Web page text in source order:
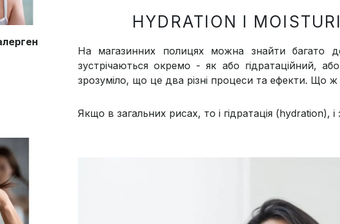
HYDRATION І
На магазинних полицях можна знайти багато
зустрічаються окремо - як або гідратаційний,
зрозуміло, що це два різні процеси та ефекти. Що
Якщо в загальних рисах, то і гідратація